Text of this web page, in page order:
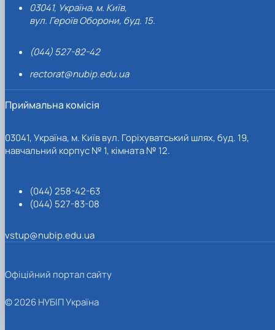
03041, Україна, м. Київ,
вул. Героїв Оборони, буд. 15.
(044) 527-82-42
rectorat@nubip.edu.ua
Приймальна комісія
03041, Україна, м. Київ вул. Горіхуватський шлях, буд. 19,
навчальний корпус № 1, кімната № 12.
(044) 258-42-63
(044) 527-83-08
vstup@nubip.edu.ua
Офіційний портал сайту
© 2026 НУБІП Україна